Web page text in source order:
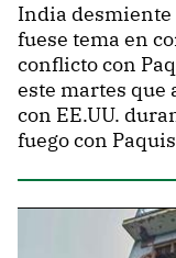
India
fuese tema en
conflicto con
este martes que
con EE.UU.
fuego con